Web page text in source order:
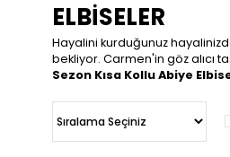
ELBISELER
Hayalini kurduğunuz
bekliyor. Carmen'in göz alıcı
Sezon Kısa Kollu Abiye